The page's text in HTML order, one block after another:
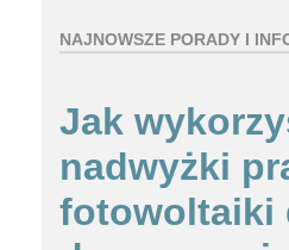
NAJNOWSZE PORADY I
Jak
nadwyżki
fotowoltaiki